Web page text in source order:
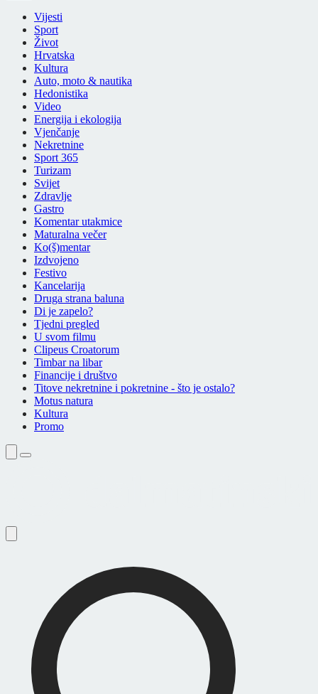
Vijesti
Sport
Život
Hrvatska
Kultura
Auto, moto & nautika
Hedonistika
Video
Energija i ekologija
Vjenčanje
Nekretnine
Sport 365
Turizam
Svijet
Zdravlje
Gastro
Komentar utakmice
Maturalna večer
Ko(š)mentar
Izdvojeno
Festivo
Kancelarija
Druga strana baluna
Di je zapelo?
Tjedni pregled
U svom filmu
Clipeus Croatorum
Timbar na libar
Financije i društvo
Titove nekretnine i pokretnine - što je ostalo?
Motus natura
Kultura
Promo